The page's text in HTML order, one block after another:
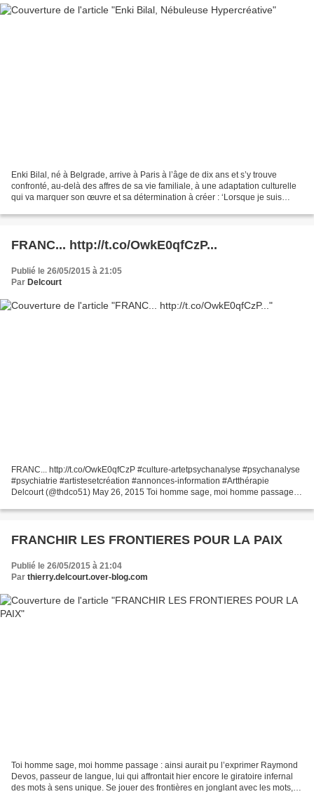
Enki Bilal, né à Belgrade, arrive à Paris à l’âge de dix ans et s’y trouve
confronté, au-delà des affres de sa vie familiale, à une adaptation culturelle
qui va marquer son œuvre et sa détermination à créer : ‘Lorsque je suis
FRANC... http://t.co/OwkE0qfCzP...
Publié le 26/05/2015 à 21:05
Par Delcourt
FRANC... http://t.co/OwkE0qfCzP #culture-artetpsychanalyse #psychanalyse
#psychiatrie #artistesetcréation #annonces-information #Artthérapie
Delcourt (@thdco51) May 26, 2015 Toi homme sage, moi homme passage :
FRANCHIR LES FRONTIERES POUR LA PAIX
Publié le 26/05/2015 à 21:04
Par thierry.delcourt.over-blog.com
Toi homme sage, moi homme passage : ainsi aurait pu l’exprimer Raymond
Devos, passeur de langue, lui qui affrontait hier encore le giratoire infernal
des mots à sens unique. Se jouer des frontières en jonglant avec les mots,